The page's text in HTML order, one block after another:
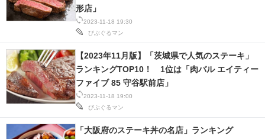
メディア
注目記事を集めた総合ページ
ITの今と未来を見通す
スマホと通信の最新トレンド
進化するPCとデバイスの未来
好きが集まる 比べて選べる
2023-11-18 19:30
びぶぐるマン
形店」
2023-11-18 19:00
びぶぐるマン
【2023年11月版】「茨城県で人気のステーキ」
ランキングTOP10！ 1位は「肉バル エイティー
ファイブ 85 守谷駅前店」
「大阪府のステーキ丼の名店」ランキング